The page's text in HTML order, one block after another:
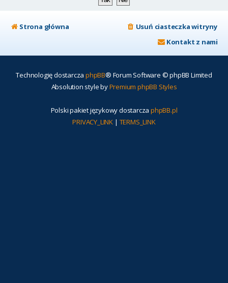
Strona główna
Usuń ciasteczka witryny
Kontakt z nami
Technologię dostarcza phpBB® Forum Software © phpBB Limited
Absolution style byPremium phpBB Styles
Polski pakiet językowy dostarcza phpBB.pl
PRIVACY_LINK | TERMS_LINK